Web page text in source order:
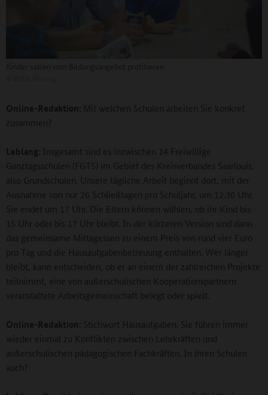
Online-Redaktion: Mit welchen Schulen arbeiten Sie konkret
zusammen?
Leblang: Insgesamt sind es inzwischen 14 Freiwillige
Ganztagsschulen (FGTS) im Gebiet des Kreisverbandes Saarlouis,
also Grundschulen. Unsere tägliche Arbeit beginnt dort, mit der
Ausnahme von nur 26 Schließtagen pro Schuljahr, um 12.30 Uhr.
Sie endet um 17 Uhr. Die Eltern können wählen, ob ihr Kind bis
15 Uhr oder bis 17 Uhr bleibt. In der kürzeren Version sind dann
das gemeinsame Mittagessen zu einem Preis von rund vier Euro
pro Tag und die Hausaufgabenbetreuung enthalten. Wer länger
bleibt, kann entscheiden, ob er an einem der zahlreichen Projekte
teilnimmt, eine von außerschulischen Kooperationspartnern
veranstaltete Arbeitsgemeinschaft belegt oder spielt.
Online-Redaktion:
Stichwort Hausaufgaben. Sie führen immer
wieder einmal zu Konflikten zwischen Lehrkräften und
außerschulischen pädagogischen Fachkräften. In ihren Schulen
auch?